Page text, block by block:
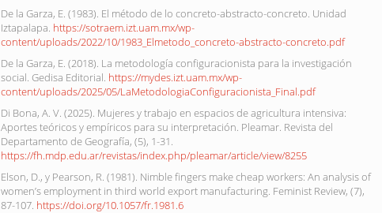
De la Garza, E. (1983). El método de lo concreto-abstracto-concreto. Unidad
Iztapalapa. https://sotraem.izt.uam.mx/wp-
content/uploads/2022/10/1983_Elmetodo_concreto-abstracto-concreto.pdf
De la Garza, E. (2018). La metodología configuracionista para la investigación
social. Gedisa Editorial. https://mydes.izt.uam.mx/wp-
content/uploads/2025/05/LaMetodologiaConfiguracionista_Final.pdf
Di Bona, A. V. (2025). Mujeres y trabajo en espacios de agricultura intensiva:
Aportes teóricos y empíricos para su interpretación. Pleamar. Revista del
Departamento de Geografía, (5), 1-31.
https://fh.mdp.edu.ar/revistas/index.php/pleamar/article/view/8255
Elson, D., y Pearson, R. (1981). Nimble fingers make cheap workers: An analysis of
women’s employment in third world export manufacturing. Feminist Review, (7),
87-107. https://doi.org/10.1057/fr.1981.6